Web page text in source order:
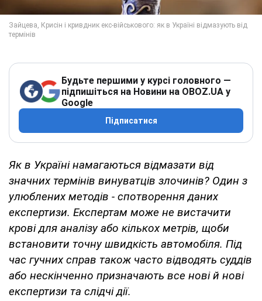
Будьте першими у курсі головного —
підпишіться на Новини на OBOZ.UA у
Google
Підписатися
Як в Україні намагаються відмазати від
значних термінів винуватців злочинів? Один з
улюблених методів - спотворення даних
експертизи. Експертам може не вистачити
крові для аналізу або кількох метрів, щоби
встановити точну швидкість автомобіля. Під
час гучних справ також часто відводять суддів
або нескінченно призначають все нові й нові
експертизи та слідчі дії.